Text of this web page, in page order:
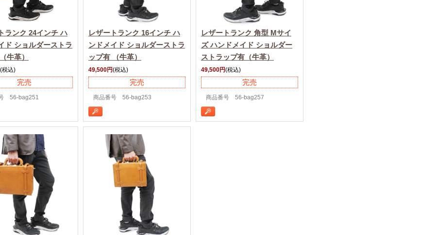
ランク 24インチ ハ
ド ショルダーストラ
牛革）
(税込)
完売
56-bag251
レザートランク 16インチ ハ
ンドメイド ショルダーストラ
ップ有 （牛革）
49,500円(税込)
完売
商品番号 56-bag253
レザートランク 角型 Mサイ
ズ ハンドメイド ショルダー
ストラップ有（牛革）
49,500円(税込)
完売
商品番号 56-bag257